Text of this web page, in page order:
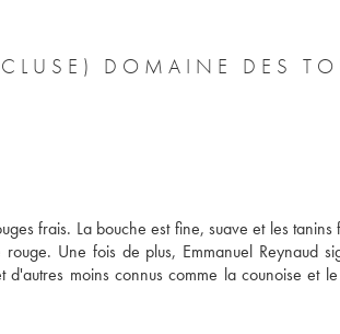
DOMAINE DES
frais. La bouche est fine, suave et les
Une fois de plus, Emmanuel Reynaud
moins connus comme la counoise et